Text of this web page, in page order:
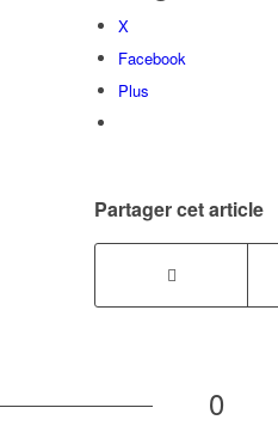
X
Facebook
Plus
Partager cet article
0